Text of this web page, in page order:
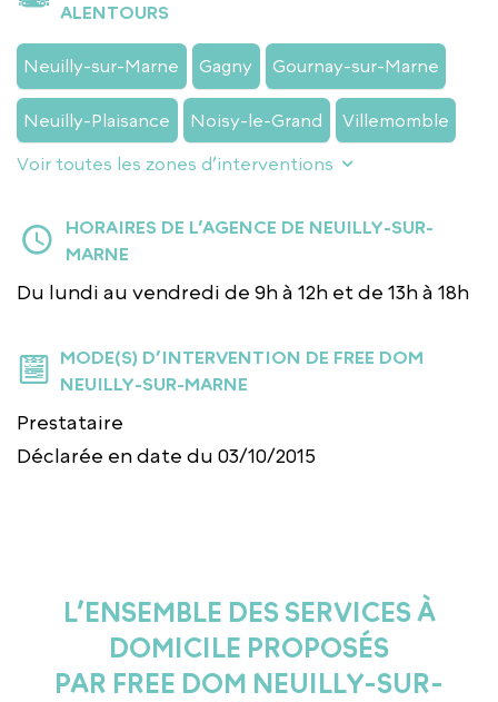
ALENTOURS
Neuilly-sur-Marne Gagny Gournay-sur-Marne
Neuilly-Plaisance Noisy-le-Grand Villemomble
Voir toutes les zones d’interventions
HORAIRES DE L’AGENCE DE NEUILLY-SUR-
MARNE
Du lundi au vendredi de 9h à 12h et de 13h à 18h
MODE(S) D’INTERVENTION DE FREE DOM
NEUILLY-SUR-MARNE
Prestataire
Déclarée en date du 03/10/2015
L’ENSEMBLE DES SERVICES À
DOMICILE PROPOSÉS
PAR FREE DOM NEUILLY-SUR-